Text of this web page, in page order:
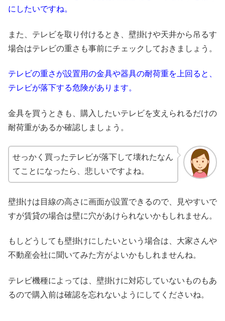
にしたいですね。
また、テレビを取り付けるとき、壁掛けや天井から吊るす
場合はテレビの重さも事前にチェックしておきましょう。
テレビの重さが設置用の金具や器具の耐荷重を上回ると、
テレビが落下する危険があります。
金具を買うときも、購入したいテレビを支えられるだけの
耐荷重があるか確認しましょう。
せっかく買ったテレビが落下して壊れたなん
てことになったら、悲しいですよね。
壁掛けは目線の高さに画面が設置できるので、見やすいで
すが賃貸の場合は壁に穴があけられないかもしれません。
もしどうしても壁掛けにしたいという場合は、大家さんや
不動産会社に聞いてみた方がよいかもしれませんね。
テレビ機種によっては、壁掛けに対応していないものもあ
るので購入前は確認を忘れないようにしてくださいね。